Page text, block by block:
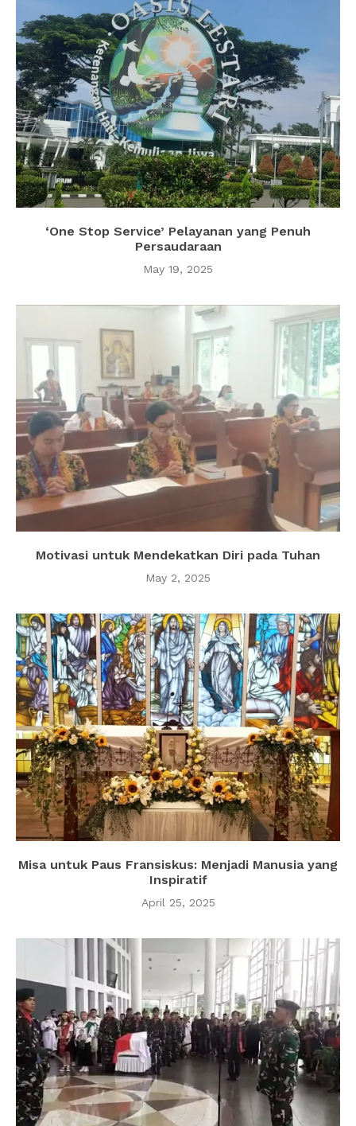
‘One Stop Service’ Pelayanan yang Penuh
Persaudaraan
May 19, 2025
Motivasi untuk Mendekatkan Diri pada Tuhan
May 2, 2025
Misa untuk Paus Fransiskus: Menjadi Manusia yang
Inspiratif
April 25, 2025